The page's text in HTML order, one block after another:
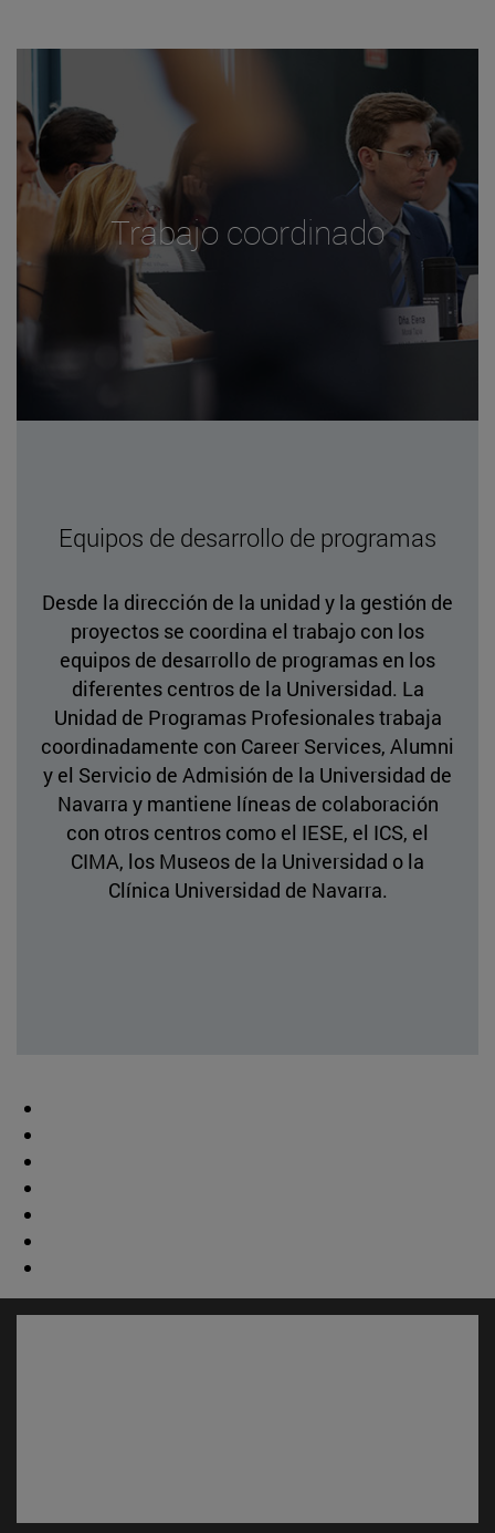
Trabajo coordinado
Equipos de desarrollo de programas
Desde la dirección de la unidad y la gestión de
proyectos se coordina el trabajo con los
equipos de desarrollo de programas en los
diferentes centros de la Universidad. La
Unidad de Programas Profesionales trabaja
coordinadamente con Career Services, Alumni
y el Servicio de Admisión de la Universidad de
Navarra y mantiene líneas de colaboración
con otros centros como el IESE, el ICS, el
CIMA, los Museos de la Universidad o la
Clínica Universidad de Navarra.